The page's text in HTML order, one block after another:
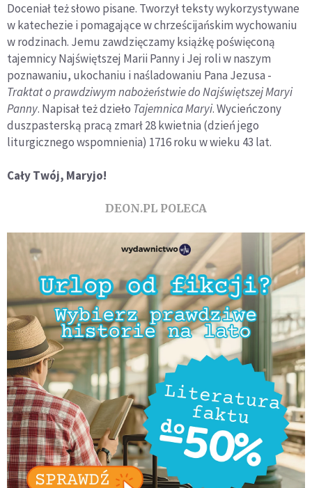
Doceniał też słowo pisane. Tworzył teksty wykorzystywane
w katechezie i pomagające w chrześcijańskim wychowaniu
w rodzinach. Jemu zawdzięczamy książkę poświęconą
tajemnicy Najświętszej Marii Panny i Jej roli w naszym
poznawaniu, ukochaniu i naśladowaniu Pana Jezusa -
Traktat o prawdziwym nabożeństwie do Najświętszej Maryi
Panny. Napisał też dzieło Tajemnica Maryi. Wycieńczony
duszpasterską pracą zmarł 28 kwietnia (dzień jego
liturgicznego wspomnienia) 1716 roku w wieku 43 lat.
Cały Twój, Maryjo!
DEON.PL POLECA